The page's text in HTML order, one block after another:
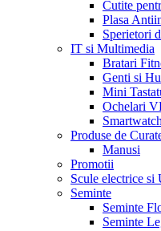
Cutite
Plasa
Sperietori
IT si Multimedia
Bratari
Genti si
Mini
Ochelari
Smartwatch
Produse de
Manusi
Promotii
Scule electrice si
Seminte
Seminte
Seminte